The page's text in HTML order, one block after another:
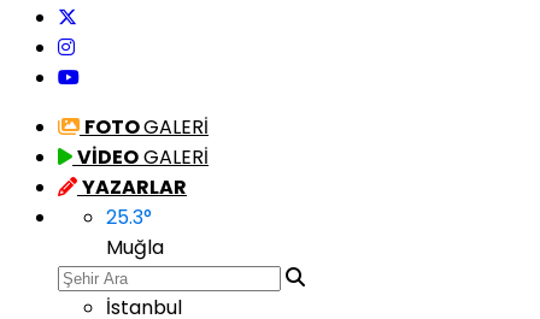
FOTOGALERİ
VİDEOGALERİ
YAZARLAR
25.3°
Muğla
İstanbul